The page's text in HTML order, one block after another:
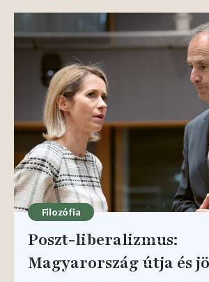
Filozófia
Poszt-liberalizmus:
Magyarország útja és